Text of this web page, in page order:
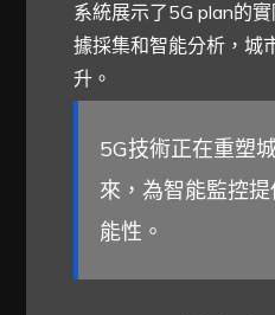
系統展示了5G plan的
據採集和智能分析，城
升。
5G技術正在重塑
來，為智能監控
能性。